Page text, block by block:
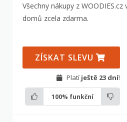
Všechny nákupy z
domů zcela zdarma.
ZÍSKAT SLEVU
Platí ještě 23 dní!
100% funkční